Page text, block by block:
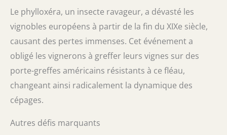
Le phylloxéra, un insecte ravageur, a dévasté les
vignobles européens à partir de la fin du XIXe siècle,
causant des pertes immenses. Cet événement a
obligé les vignerons à greffer leurs vignes sur des
porte-greffes américains résistants à ce fléau,
changeant ainsi radicalement la dynamique des
cépages.
Autres défis marquants